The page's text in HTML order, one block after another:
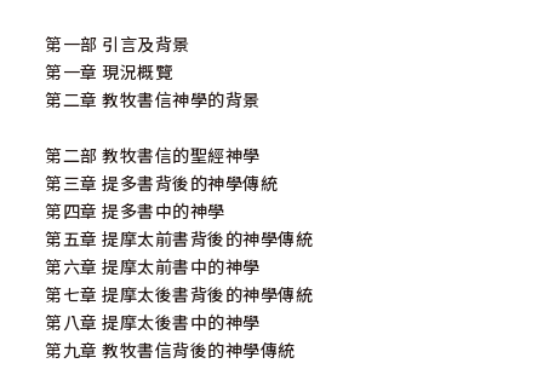
第一部 引言及背景
第一章 現況概覽
第二章 教牧書信神學的背景
第二部 教牧書信的聖經神學
第三章 提多書背後的神學傳統
第四章 提多書中的神學
第五章 提摩太前書背後的神學傳統
第六章 提摩太前書中的神學
第七章 提摩太後書背後的神學傳統
第八章 提摩太後書中的神學
第九章 教牧書信背後的神學傳統